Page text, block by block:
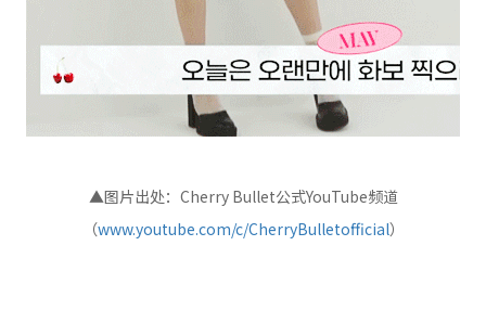
▲图片出处：Cherry Bullet公式YouTube频道
（www.youtube.com/c/CherryBulletofficial）